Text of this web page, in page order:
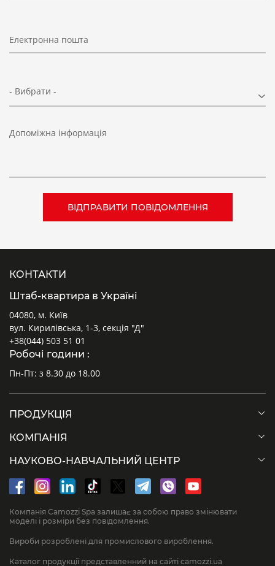
Електронна пошта
- Вибрати -
Допоміжна інформація
КОНТАКТИ
Штаб-квартира в Україні
04080, м. Київ
вул. Кирилівська, 1-3, секція "Д"
+38(044) 503 51 01
Робочі години :
Пн-Пт: з 8.30 до 18.00
ПРОДУКЦІЯ
КОМПАНІЯ
НАУКОВО-НАВЧАЛЬНИЙ ЦЕНТР
Компанія Camozzi Spa залишає за собою право змінювати
моделі і розміри без повідомлення.
Вироби розроблені для промислового вироблення.
Каталог продукції представленний на сайті camozzi.ua